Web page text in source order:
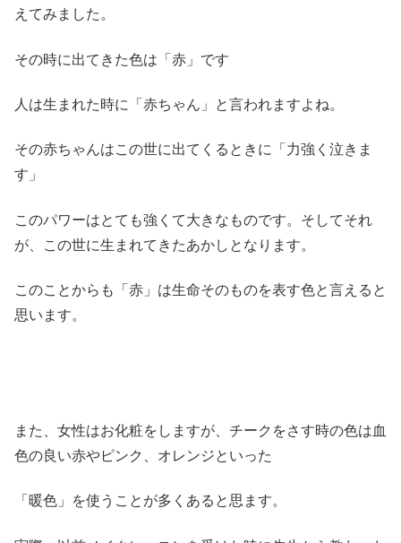
えてみました。
その時に出てきた色は「赤」です
人は生まれた時に「赤ちゃん」と言われますよね。
その赤ちゃんはこの世に出てくるときに「力強く泣きま
す」
このパワーはとても強くて大きなものです。そしてそれ
が、この世に生まれてきたあかしとなります。
このことからも「赤」は生命そのものを表す色と言えると
思います。
また、女性はお化粧をしますが、チークをさす時の色は血
色の良い赤やピンク、オレンジといった
「暖色」を使うことが多くあると思ます。